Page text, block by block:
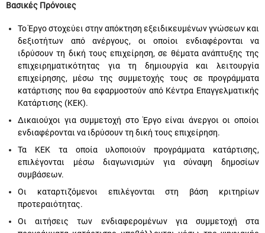
Βασικές Πρόνοιες
Το Έργο στοχεύει στην απόκτηση εξειδικευμένων γνώσεων και
δεξιοτήτων από ανέργους, οι οποίοι ενδιαφέρονται να
ιδρύσουν τη δική τους επιχείρηση, σε θέματα ανάπτυξης της
επιχειρηματικότητας για τη δημιουργία και λειτουργία
επιχείρησης, μέσω της συμμετοχής τους σε προγράμματα
κατάρτισης που θα εφαρμοστούν από Κέντρα Επαγγελματικής
Κατάρτισης (ΚΕΚ).
Δικαιούχοι για συμμετοχή στο Έργο είναι άνεργοι οι οποίοι
ενδιαφέρονται να ιδρύσουν τη δική τους επιχείρηση.
Τα ΚΕΚ τα οποία υλοποιούν προγράμματα κατάρτισης,
επιλέγονται μέσω διαγωνισμών για σύναψη δημοσίων
συμβάσεων.
Οι καταρτιζόμενοι επιλέγονται στη βάση κριτηρίων
προτεραιότητας.
Οι αιτήσεις των ενδιαφερομένων για συμμετοχή στα